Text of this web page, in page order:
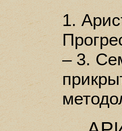
1.
– 3.